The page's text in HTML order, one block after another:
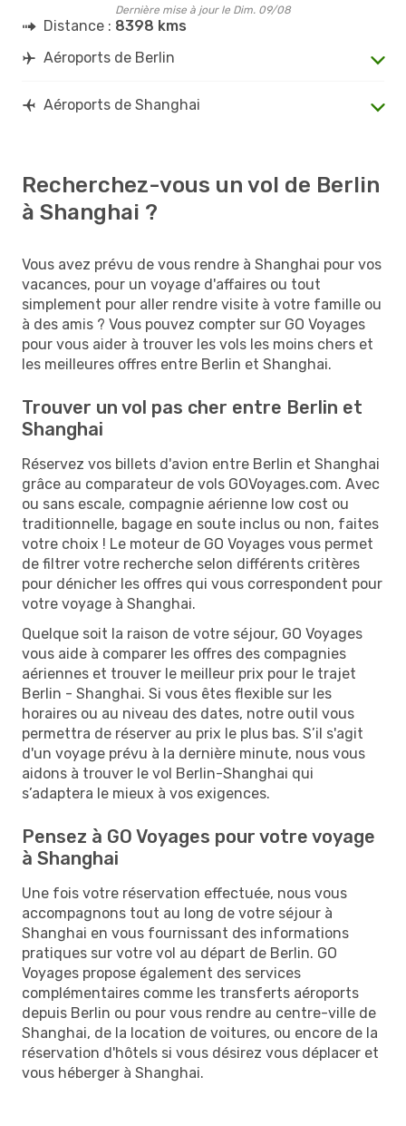
Dernière mise à jour le Dim. 09/08
Distance : 8398 kms
Aéroports de Berlin
Aéroports de Shanghai
Recherchez-vous un vol de Berlin
à Shanghai ?
Vous avez prévu de vous rendre à Shanghai pour vos
vacances, pour un voyage d'affaires ou tout
simplement pour aller rendre visite à votre famille ou
à des amis ? Vous pouvez compter sur GO Voyages
pour vous aider à trouver les vols les moins chers et
les meilleures offres entre Berlin et Shanghai.
Trouver un vol pas cher entre Berlin et
Shanghai
Réservez vos billets d'avion entre Berlin et Shanghai
grâce au comparateur de vols GOVoyages.com. Avec
ou sans escale, compagnie aérienne low cost ou
traditionnelle, bagage en soute inclus ou non, faites
votre choix ! Le moteur de GO Voyages vous permet
de filtrer votre recherche selon différents critères
pour dénicher les offres qui vous correspondent pour
votre voyage à Shanghai.
Quelque soit la raison de votre séjour, GO Voyages
vous aide à comparer les offres des compagnies
aériennes et trouver le meilleur prix pour le trajet
Berlin - Shanghai. Si vous êtes flexible sur les
horaires ou au niveau des dates, notre outil vous
permettra de réserver au prix le plus bas. S’il s'agit
d'un voyage prévu à la dernière minute, nous vous
aidons à trouver le vol Berlin-Shanghai qui
s’adaptera le mieux à vos exigences.
Pensez à GO Voyages pour votre voyage
à Shanghai
Une fois votre réservation effectuée, nous vous
accompagnons tout au long de votre séjour à
Shanghai en vous fournissant des informations
pratiques sur votre vol au départ de Berlin. GO
Voyages propose également des services
complémentaires comme les transferts aéroports
depuis Berlin ou pour vous rendre au centre-ville de
Shanghai, de la location de voitures, ou encore de la
réservation d'hôtels si vous désirez vous déplacer et
vous héberger à Shanghai.